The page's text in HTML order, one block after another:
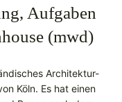
Aufgaben
(mwd)
Architektur-
Köln. Es hat einen